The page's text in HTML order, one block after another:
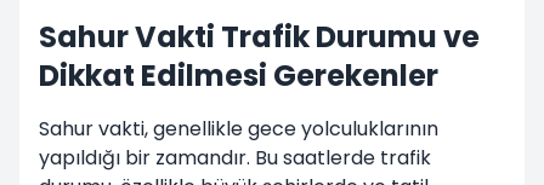
Sahur Vakti Trafik Durumu ve
Dikkat Edilmesi Gerekenler
Sahur vakti, genellikle gece yolculuklarının
yapıldığı bir zamandır. Bu saatlerde trafik